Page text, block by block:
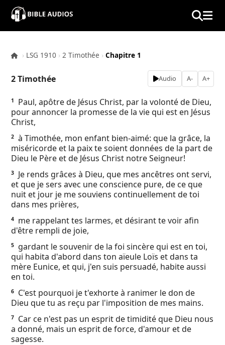
×
Contacts
About
Copyright
Download
L.O.A
Ebook
› LSG 1910 › 2 Timothée › Chapitre 1
2 Timothée Audio A- A+
1
Paul, apôtre de Jésus Christ, par la volonté de Dieu,
pour annoncer la promesse de la vie qui est en Jésus
Christ,
2 à Timothée, mon enfant bien-aimé: que la grâce, la
miséricorde et la paix te soient données de la part de
Dieu le Père et de Jésus Christ notre Seigneur!
3
Je rends grâces à Dieu, que mes ancêtres ont servi,
et que je sers avec une conscience pure, de ce que
nuit et jour je me souviens continuellement de toi
dans mes prières,
4
me rappelant tes larmes, et désirant te voir afin
d'être rempli de joie,
5
gardant le souvenir de la foi sincère qui est en toi,
qui habita d'abord dans ton aïeule Loïs et dans ta
mère Eunice, et qui, j'en suis persuadé, habite aussi
en toi.
6
C'est pourquoi je t'exhorte à ranimer le don de
Dieu que tu as reçu par l'imposition de mes mains.
7
Car ce n'est pas un esprit de timidité que Dieu nous
a donné, mais un esprit de force, d'amour et de
sagesse.